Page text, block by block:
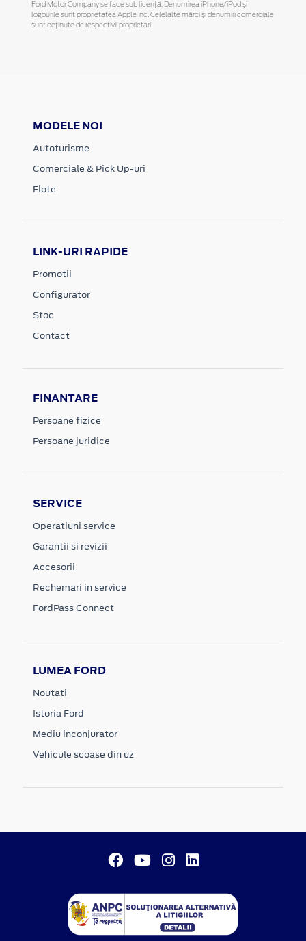
Ford Motor Company se face sub licență. Denumirea iPhone/iPod și
logourile sunt proprietatea Apple Inc. Celelalte mărci și denumiri comerciale
sunt deținute de respectivii proprietari.
MODELE NOI
Autoturisme
Comerciale & Pick Up-uri
Flote
LINK-URI RAPIDE
Promotii
Configurator
Stoc
Contact
FINANTARE
Persoane fizice
Persoane juridice
SERVICE
Operatiuni service
Garantii si revizii
Accesorii
Rechemari in service
FordPass Connect
LUMEA FORD
Noutati
Istoria Ford
Mediu inconjurator
Vehicule scoase din uz